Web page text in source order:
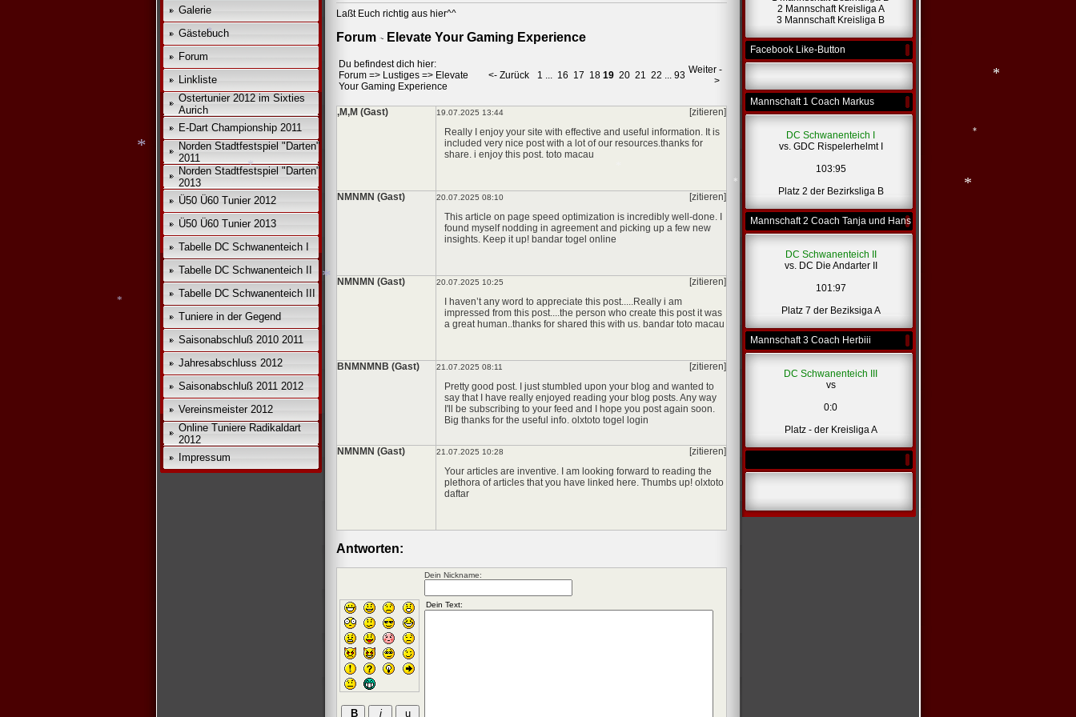
Galerie
Gästebuch
Forum
Linkliste
Ostertunier 2012 im Sixties
Aurich
E-Dart Championship 2011
Norden Stadtfestspiel "Darten"
2011
Norden Stadtfestspiel "Darten"
2013
Ü50 Ü60 Tunier 2012
Ü50 Ü60 Tunier 2013
Tabelle DC Schwanenteich I
Tabelle DC Schwanenteich II
Tabelle DC Schwanenteich III
Tuniere in der Gegend
Saisonabschluß 2010 2011
Jahresabschluss 2012
Saisonabschluß 2011 2012
Vereinsmeister 2012
Online Tuniere Radikaldart
2012
Impressum
Laßt Euch richtig aus hier^^
Forum - Elevate Your Gaming Experience
Du befindest dich hier:
Forum => Lustiges => Elevate
Your Gaming Experience
<- Zurück 1 ... 16 17 18 19 20 21 22 ... 93 Weiter -
>
,M,M (Gast) 19.07.2025 13:44
[zitieren]
Really I enjoy your site with effective and useful information. It is
included very nice post with a lot of our resources.thanks for
share. i enjoy this post. toto macau
NMNMN (Gast) 20.07.2025 08:10
[zitieren]
This article on page speed optimization is incredibly well-done. I
found myself nodding in agreement and picking up a few new
insights. Keep it up! bandar togel online
NMNMN (Gast) 20.07.2025 10:25
[zitieren]
I haven’t any word to appreciate this post.....Really i am
impressed from this post....the person who create this post it was
a great human..thanks for shared this with us. bandar toto macau
BNMNMNB (Gast) 21.07.2025 08:11
[zitieren]
Pretty good post. I just stumbled upon your blog and wanted to
say that I have really enjoyed reading your blog posts. Any way
I'll be subscribing to your feed and I hope you post again soon.
Big thanks for the useful info. olxtoto togel login
NMNMN (Gast) 21.07.2025 10:28
[zitieren]
Your articles are inventive. I am looking forward to reading the
plethora of articles that you have linked here. Thumbs up! olxtoto
daftar
Antworten:
Dein Nickname:
2 Mannschaft Kreisliga A
3 Mannschaft Kreisliga B
Facebook Like-Button
Mannschaft 1 Coach Markus
DC Schwanenteich I
vs. GDC Rispelerhelmt I
103:95
Platz 2 der Bezirksliga B
Mannschaft 2 Coach Tanja und Hans
DC Schwanenteich II
vs. DC Die Andarter II
101:97
Platz 7 der Beziksiga A
Mannschaft 3 Coach Herbiii
DC Schwanenteich III
vs
0:0
Platz - der Kreisliga A
*
*
*
*